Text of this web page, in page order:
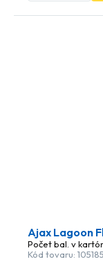
Ajax Lagoon
Počet bal. v
Kód tovaru: 105185